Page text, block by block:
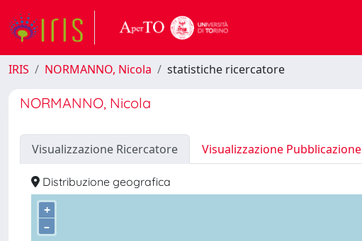
IRIS NORMANNO, Nicola statistiche ricercatore
NORMANNO, Nicola
Visualizzazione Ricercatore Visualizzazione Pubblicazione
Distribuzione geografica
+
–